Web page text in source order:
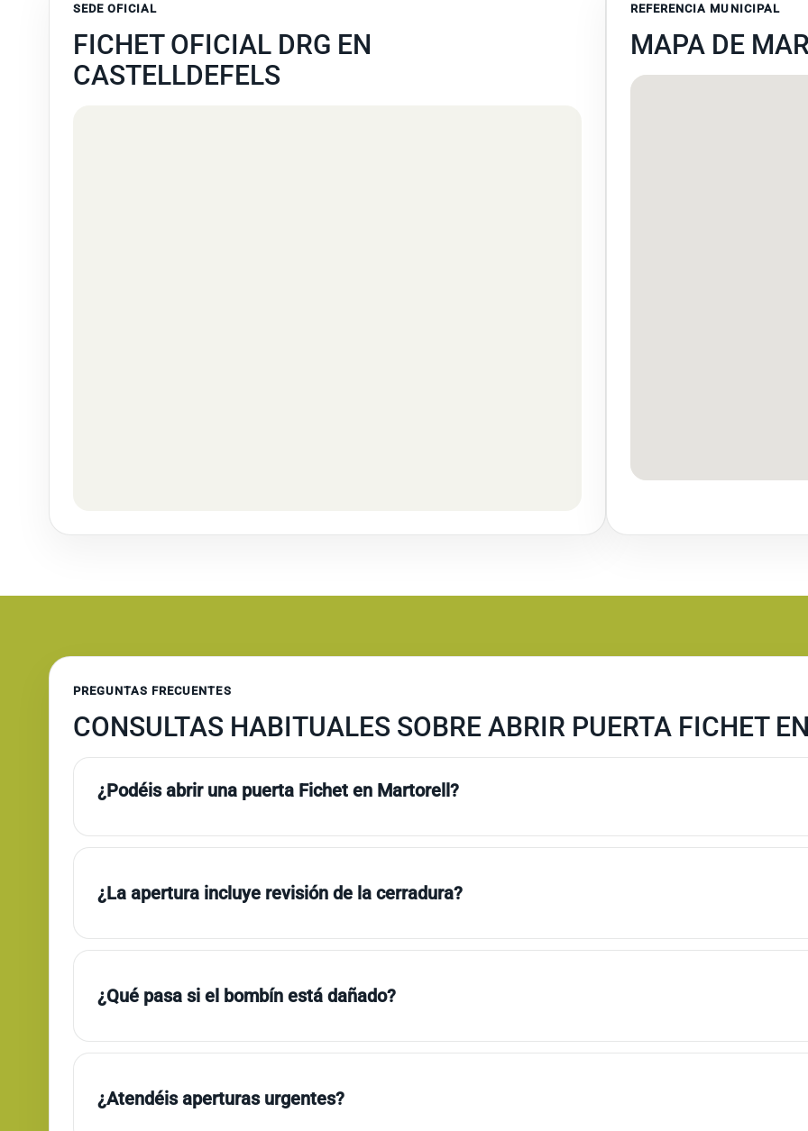
SEDE OFICIAL
FICHET OFICIAL DRG EN
CASTELLDEFELS
REFERENCIA MUNICIPAL
MAPA DE
PREGUNTAS FRECUENTES
CONSULTAS HABITUALES SOBRE ABRIR PUERTA FICHET
¿Podéis abrir una puerta Fichet en Martorell?
¿La apertura incluye revisión de la cerradura?
¿Qué pasa si el bombín está dañado?
¿Atendéis aperturas urgentes?